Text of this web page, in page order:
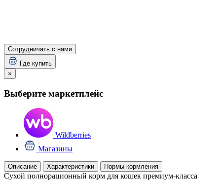
Сотрудничать с нами
Где купить
×
Выберите маркетплейс
Wildberries
Магазины
Описание Характеристики Нормы кормления
Сухой полнорационный корм для кошек премиум-класса